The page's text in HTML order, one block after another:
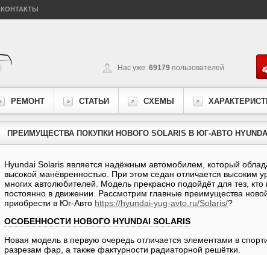
КОНТАКТЫ
Нас уже: 69179 пользователей
РЕМОНТ СТАТЬИ СХЕМЫ
ПРЕИМУЩЕСТВА ПОКУПКИ НОВОГО SOLARIS В ЮГ-АВТО HYUNDAI
Hyundai Solaris является надёжным автомобилем, который
высокой манёвренностью. При этом седан отличается высоким
многих автолюбителей. Модель прекрасно подойдёт для тез,
постоянно в движении. Рассмотрим главные преимущества
приобрести в Юг-Авто https://hyundai-yug-avto.ru/Solaris/?
ОСОБЕННОСТИ НОВОГО HYUNDAI SOLARIS
Новая модель в первую очередь отличается элементами в
разрезам фар, а также фактурности радиаторной решётки.